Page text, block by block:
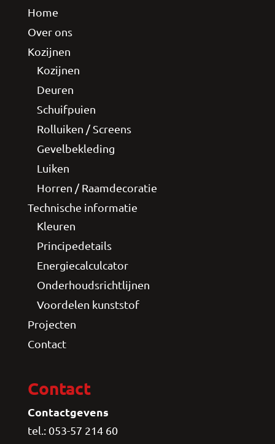
Home
Over ons
Kozijnen
Kozijnen
Deuren
Schuifpuien
Rolluiken / Screens
Gevelbekleding
Luiken
Horren / Raamdecoratie
Technische informatie
Kleuren
Principedetails
Energiecalculcator
Onderhoudsrichtlijnen
Voordelen kunststof
Projecten
Contact
Contact
Contactgevens
tel.: 053-57 214 60